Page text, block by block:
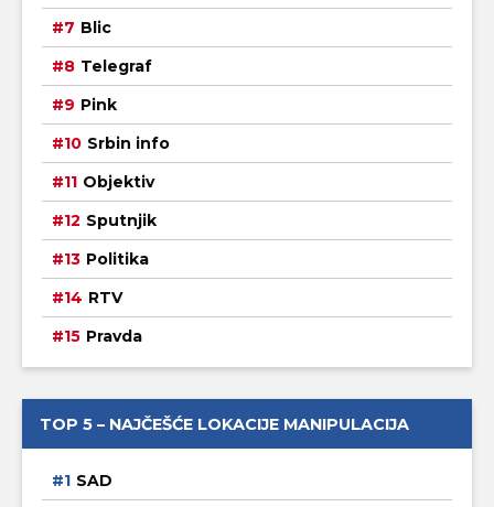
Blic
Telegraf
Pink
Srbin info
Objektiv
Sputnjik
Politika
RTV
Pravda
TOP 5 – NAJČEŠĆE LOKACIJE MANIPULACIJA
SAD